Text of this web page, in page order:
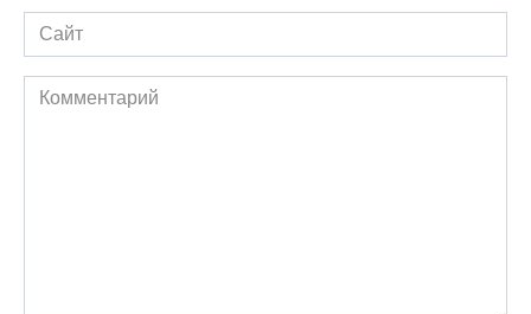
Сайт
Комментарий